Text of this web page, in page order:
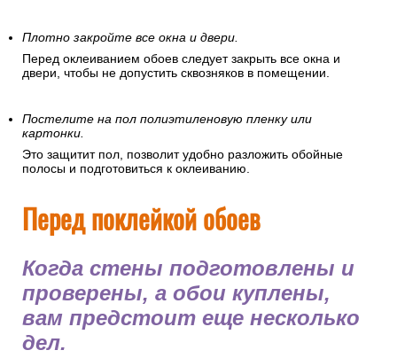
Плотно закройте все окна и двери.
Перед оклеиванием обоев следует закрыть все окна и
двери, чтобы не допустить сквозняков в помещении.
Постелите на пол полиэтиленовую пленку или
картонки.
Это защитит пол, позволит удобно разложить обойные
полосы и подготовиться к оклеиванию.
Перед поклейкой обоев
Когда стены подготовлены и
проверены, а обои куплены,
вам предстоит еще несколько
дел.